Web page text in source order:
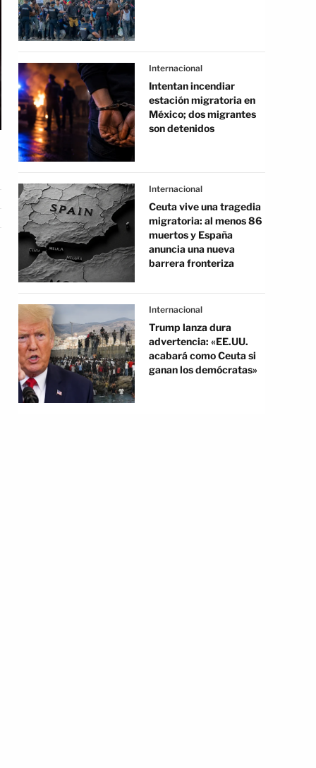
Internacional
Intentan incendiar
estación migratoria en
México; dos migrantes
son detenidos
Internacional
Ceuta vive una tragedia
migratoria: al menos 86
muertos y España
anuncia una nueva
barrera fronteriza
Internacional
Trump lanza dura
advertencia: «EE.UU.
acabará como Ceuta si
ganan los demócratas»